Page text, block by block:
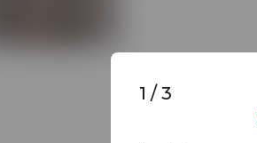
1 /3